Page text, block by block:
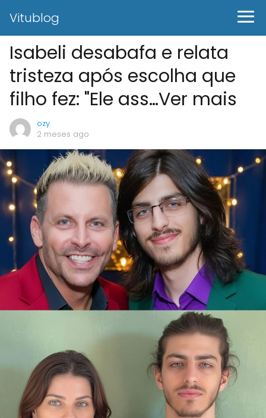
Vitublog
Isabeli desabafa e relata
tristeza após escolha que
filho fez: "Ele ass…Ver mais
ozy
2 meses ago